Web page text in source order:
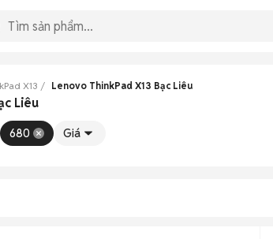
X13 Lenovo ThinkPad X13 Bạc Liêu
Liêu
680 Giá